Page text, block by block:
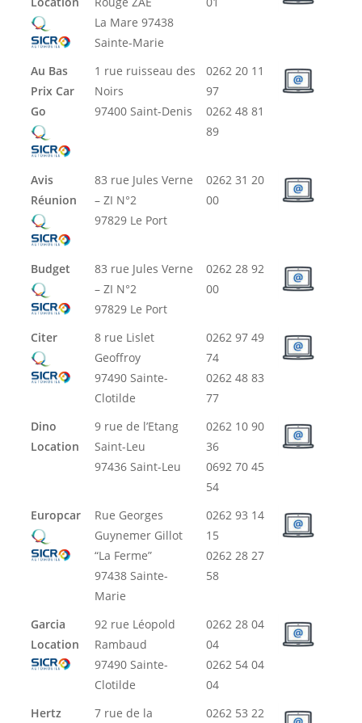
La Mare 97438
Sainte-Marie
Au Bas
Prix Car
Go
1 rue ruisseau des
Noirs
97400 Saint-Denis
0262 20 11
97
0262 48 81
89
Avis
Réunion
83 rue Jules Verne
– ZI N°2
97829 Le Port
0262 31 20
00
Budget
83 rue Jules Verne
– ZI N°2
97829 Le Port
0262 28 92
00
Citer
8 rue Lislet
Geoffroy
97490 Sainte-
Clotilde
0262 97 49
74
0262 48 83
77
Dino
Location
9 rue de l’Etang
Saint-Leu
97436 Saint-Leu
0262 10 90
36
0692 70 45
54
Europcar
Rue Georges
Guynemer Gillot
“La Ferme”
97438 Sainte-
Marie
0262 93 14
15
0262 28 27
58
Garcia
Location
92 rue Léopold
Rambaud
97490 Sainte-
Clotilde
0262 28 04
04
0262 54 04
04
Hertz
7 rue de la
0262 53 22